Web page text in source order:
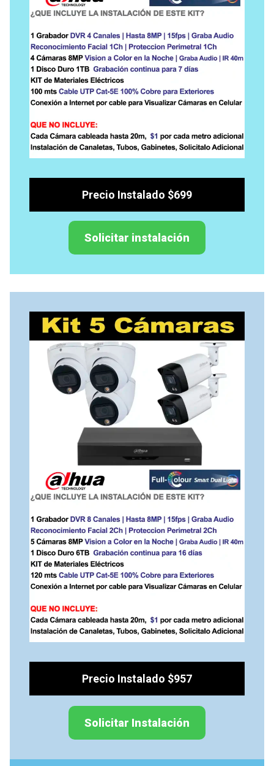
Precio Instalado $699
Solicitar instalación
Precio Instalado $957
Solicitar Instalación